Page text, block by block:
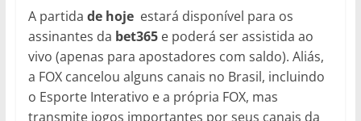
A partida de hoje estará disponível para os
assinantes da bet365 e poderá ser assistida ao
vivo (apenas para apostadores com saldo). Aliás,
a FOX cancelou alguns canais no Brasil, incluindo
o Esporte Interativo e a própria FOX, mas
transmite jogos importantes por seus canais da